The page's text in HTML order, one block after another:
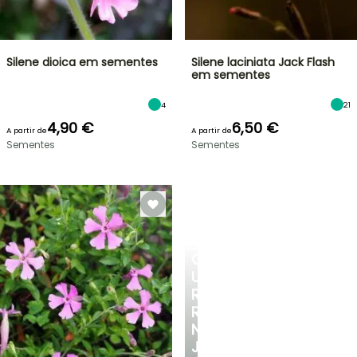
UM
RECANTO
REFRESCANTE
NO
JARDIM
Silene dioica em sementes
4
A partir de4,90 €
Sementes
Silene laciniata Jack Flash
em sementes
21
A partir de6,50 €
Sementes